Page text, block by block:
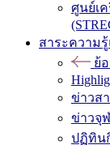
ศูนย์เ
สาระความ
ย้
ข่าวส
ข่าวจุ
ปฏิทิน